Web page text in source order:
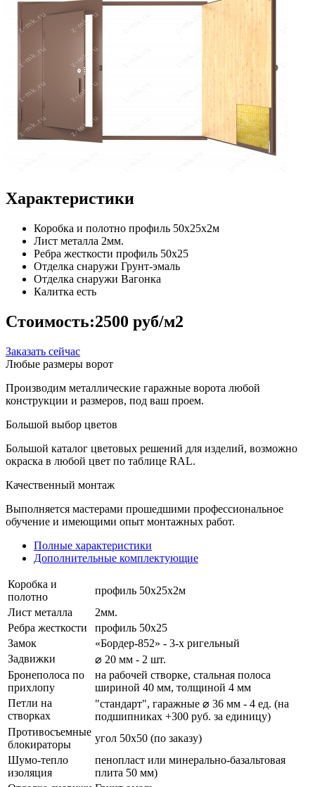
Характеристики
Коробка и полотно профиль 50х25х2м
Лист металла 2мм.
Ребра жесткости профиль 50х25
Отделка снаружи Грунт-эмаль
Отделка снаружи Вагонка
Калитка есть
Стоимость:2500 руб/м2
Заказать сейчас
Любые размеры ворот
Производим металлические гаражные ворота любой
конструкции и размеров, под ваш проем.
Большой выбор цветов
Большой каталог цветовых решений для изделий, возможно
окраска в любой цвет по таблице RAL.
Качественный монтаж
Выполняется мастерами прошедшими профессиональное
обучение и имеющими опыт монтажных работ.
Полные характеристики
Дополнительные комплектующие
Коробка и
полотно
профиль 50х25х2м
Лист металла
2мм.
Ребра жесткости
профиль 50х25
Замок
«Бордер-852» - 3-х ригельный
Задвижки
⌀ 20 мм - 2 шт.
Бронеполоса по
прихлопу
на рабочей створке, стальная полоса
шириной 40 мм, толщиной 4 мм
Петли на
створках
"стандарт", гаражные ⌀ 36 мм - 4 ед. (на
подшипниках +300 руб. за единицу)
Противосъемные
блокираторы
угол 50х50 (по заказу)
Шумо-тепло
изоляция
пенопласт или минерально-базальтовая
плита 50 мм)